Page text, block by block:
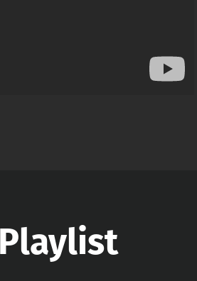
Playlist